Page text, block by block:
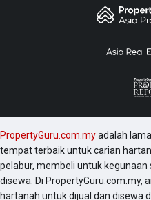
PropertyGuru.com.myadalah
tempat terbaik untuk carian
pelabur, membeli untuk
disewa. Di PropertyGuru.com.my,
hartanah untuk dijual dan disewa